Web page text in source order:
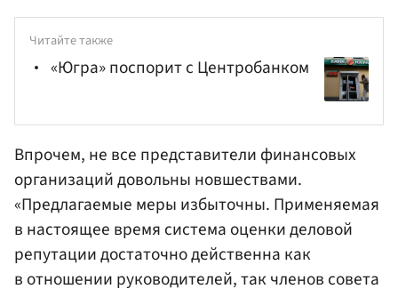
Читайте также
«Югра» поспорит с Центробанком
Впрочем, не все представители финансовых
организаций довольны новшествами.
«Предлагаемые меры избыточны. Применяемая
в настоящее время система оценки деловой
репутации достаточно действенна как
в отношении руководителей, так членов совета